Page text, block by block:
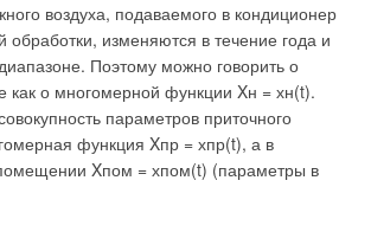
воздуха, подаваемого в кондиционер
изменяются в течение года и
Поэтому можно говорить о
как о многомерной функции Xн = хн(t).
параметров приточного
функция Xпр = хпр(t), а в
Xпом = хпом(t) (параметры в